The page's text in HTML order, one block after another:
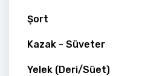
Şort
Kazak - Süveter
Yelek (Deri/Süet)